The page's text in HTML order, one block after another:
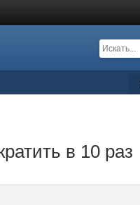
в 10 раз